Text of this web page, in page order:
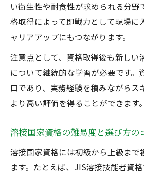
い衛生性や耐食性が求められる分野
格取得によって即戦力として現場に
ャリアアップにもつながります。
注意点として、資格取得後も新しい
について継続的な学習が必要です。
口であり、実務経験を積みながらス
より高い評価を得ることができます。
溶接国家資格の難易度と選び方の
溶接国家資格には初級から上級まで
ます。たとえば、JIS溶接技能者資